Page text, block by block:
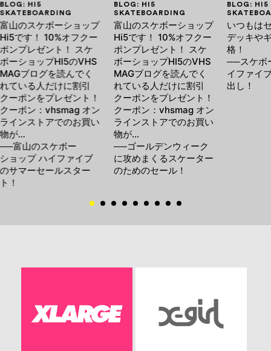
BLOG: HI5
SKATEBOARDING
富山のスケボーショップ
Hi5です！ 10%オフクー
ポンプレゼント！ スケ
ボーショップHI5のVHS
MAGブログを読んでく
れている人だけに割引
クーポンをプレゼント！
クーポン：vhsmag オン
ラインストアでのお買い
物が…
──富山のスケボー
ショップ ハイファイブ
のサマーセールスター
ト！
BLOG: HI5
SKATEBOARDING
富山のスケボーショップ
Hi5です！ 10%オフクー
ポンプレゼント！ スケ
ボーショップHI5のVHS
MAGブログを読んでく
れている人だけに割引
クーポンをプレゼント！
クーポン：vhsmag オン
ラインストアでのお買い
物が…
──ゴールデンウィーク
に攻めまくるスケーター
のためのセール！
BLOG: HI5
いつもは
デッキや
格！
──スケボ
イファイ
出し！